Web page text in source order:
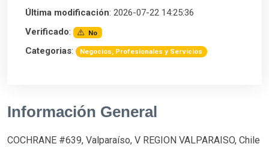
Última modificación: 2026-07-22 14:25:36
Verificado: No
Categorias: Negocios, Profesionales y Servicios
Información General
COCHRANE #639, Valparaíso, V REGION VALPARAISO, Chile